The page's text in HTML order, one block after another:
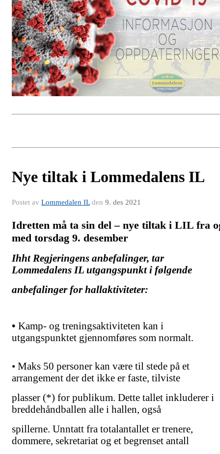
Nye tiltak i Lommedalens IL
Postet av Lommedalen ILden 9. des 2021
Idretten må ta sin del – nye tiltak i LIL fra
med torsdag 9. desember
Ihht Regjeringens anbefalinger, tar
Lommedalens IL utgangspunkt i følgende
anbefalinger for hallaktiviteter:
• Kamp- og treningsaktiviteten kan i
utgangspunktet gjennomføres som normalt.
• Maks 50 personer kan være til stede på et
arrangement der det ikke er faste, tilviste
plasser (*) for publikum. Dette tallet inkluderer i
breddehåndballen alle i hallen, også
spillerne. Unntatt fra totalantallet er trenere,
dommere, sekretariat og et begrenset antall